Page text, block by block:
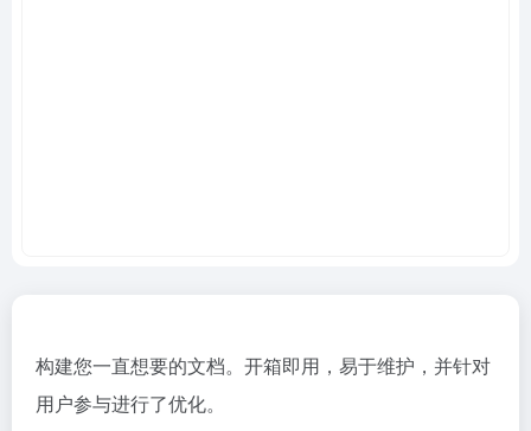
构建您一直想要的文档。开箱即用，易于维护，并针对
用户参与进行了优化。